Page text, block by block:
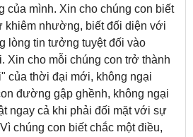
của mình. Xin cho chúng con biết
khiêm nhường, biết đối diện với
lòng tin tưởng tuyệt đối vào
Xin cho mỗi chúng con trở thành
của thời đại mới, không ngại
đường gập ghềnh, không ngại
ngay cả khi phải đối mặt với sự
chúng con biết chắc một điều,